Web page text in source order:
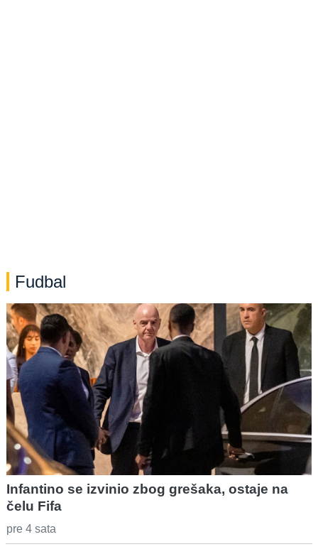
Fudbal
Infantino se izvinio zbog grešaka, ostaje na
čelu Fifa
pre 4 sata